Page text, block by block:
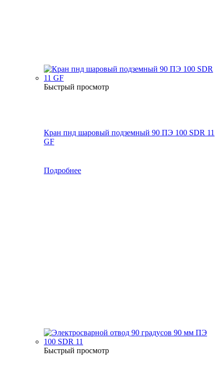
Быстрый просмотр
Кран пнд шаровый подземный 90 ПЭ 100 SDR 11
GF
Подробнее
Быстрый просмотр